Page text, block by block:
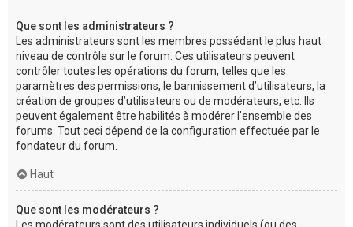
Que sont les administrateurs ?
Les administrateurs sont les membres possédant le plus haut
niveau de contrôle sur le forum. Ces utilisateurs peuvent
contrôler toutes les opérations du forum, telles que les
paramètres des permissions, le bannissement d’utilisateurs, la
création de groupes d’utilisateurs ou de modérateurs, etc. Ils
peuvent également être habilités à modérer l’ensemble des
forums. Tout ceci dépend de la configuration effectuée par le
fondateur du forum.
Haut
Que sont les modérateurs ?